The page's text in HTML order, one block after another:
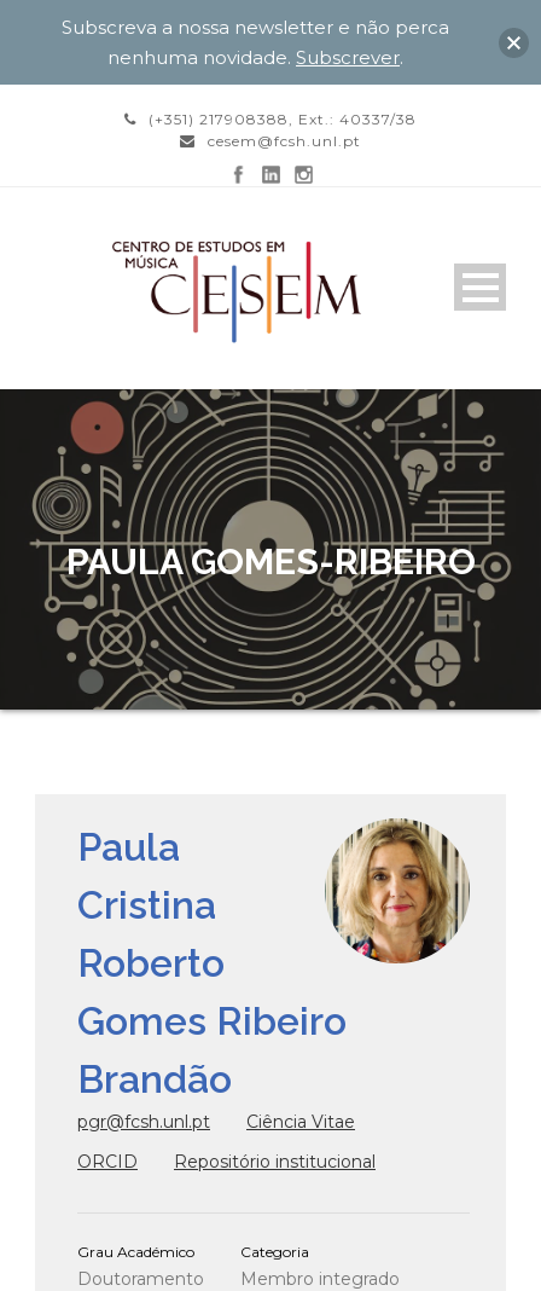
(+351) 217908388, Ext.: 40337/38
cesem@fcsh.unl.pt
PAULA GOMES-RIBEIRO
Paula
Cristina
Roberto
Gomes Ribeiro
Brandão
pgr@fcsh.unl.pt
Ciência Vitae
ORCID
Repositório institucional
Grau Académico
Doutoramento
Categoria
Membro integrado
Subscreva a nossa newsletter e não perca
nenhuma novidade. Subscrever.